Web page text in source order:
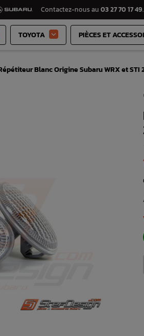
Contactez-nous au 03 27 70 17 49
TOYOTA  PIÈCES ET
Blanc Origine Subaru WRX et STI